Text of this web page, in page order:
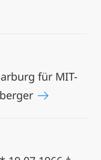
für MIT-